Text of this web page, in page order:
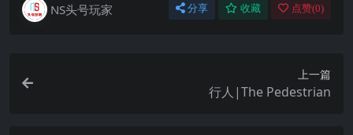
NS头号玩家 分享 收藏 点赞(0)
上一篇
行人|The Pedestrian